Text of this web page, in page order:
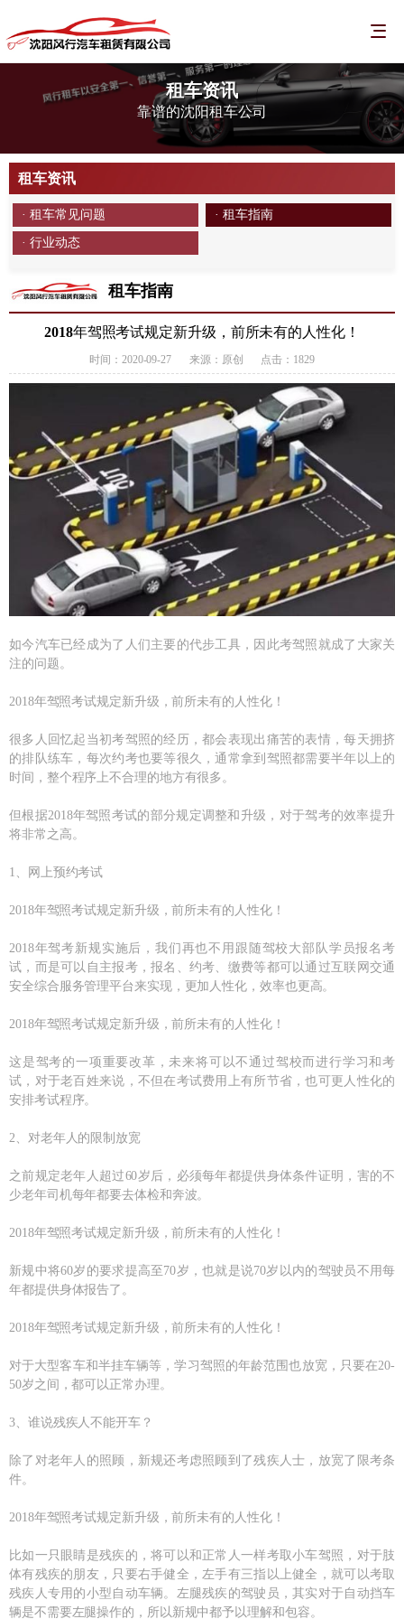
租车资讯
靠谱的沈阳租车公司
租车资讯
· 租车常见问题 · 租车指南
· 行业动态
租车指南
2018年驾照考试规定新升级，前所未有的人性化！
时间：2020-09-27 来源：原创 点击：1829
如今汽车已经成为了人们主要的代步工具，因此考驾照就成了大家关
注的问题。
2018年驾照考试规定新升级，前所未有的人性化！
很多人回忆起当初考驾照的经历，都会表现出痛苦的表情，每天拥挤
的排队练车，每次约考也要等很久，通常拿到驾照都需要半年以上的
时间，整个程序上不合理的地方有很多。
但根据2018年驾照考试的部分规定调整和升级，对于驾考的效率提升
将非常之高。
1、网上预约考试
2018年驾照考试规定新升级，前所未有的人性化！
2018年驾考新规实施后，我们再也不用跟随驾校大部队学员报名考
试，而是可以自主报考，报名、约考、缴费等都可以通过互联网交通
安全综合服务管理平台来实现，更加人性化，效率也更高。
2018年驾照考试规定新升级，前所未有的人性化！
这是驾考的一项重要改革，未来将可以不通过驾校而进行学习和考
试，对于老百姓来说，不但在考试费用上有所节省，也可更人性化的
安排考试程序。
2、对老年人的限制放宽
之前规定老年人超过60岁后，必须每年都提供身体条件证明，害的不
少老年司机每年都要去体检和奔波。
2018年驾照考试规定新升级，前所未有的人性化！
新规中将60岁的要求提高至70岁，也就是说70岁以内的驾驶员不用每
年都提供身体报告了。
2018年驾照考试规定新升级，前所未有的人性化！
对于大型客车和半挂车辆等，学习驾照的年龄范围也放宽，只要在20-
50岁之间，都可以正常办理。
3、谁说残疾人不能开车？
除了对老年人的照顾，新规还考虑照顾到了残疾人士，放宽了限考条
件。
2018年驾照考试规定新升级，前所未有的人性化！
比如一只眼睛是残疾的，将可以和正常人一样考取小车驾照，对于肢
体有残疾的朋友，只要右手健全，左手有三指以上健全，就可以考取
残疾人专用的小型自动车辆。左腿残疾的驾驶员，其实对于自动挡车
辆是不需要左腿操作的，所以新规中都予以理解和包容。